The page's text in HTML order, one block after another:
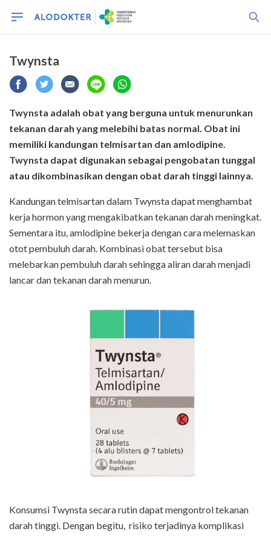
Twynsta
Twynsta adalah obat yang berguna untuk menurunkan
tekanan darah yang melebihi batas normal. Obat ini
memiliki kandungan telmisartan dan amlodipine.
Twynsta dapat digunakan sebagai pengobatan tunggal
atau dikombinasikan dengan obat darah tinggi lainnya.
Kandungan telmisartan dalam Twynsta dapat menghambat
kerja hormon yang mengakibatkan tekanan darah meningkat.
Sementara itu, amlodipine bekerja dengan cara melemaskan
otot pembuluh darah. Kombinasi obat tersebut bisa
melebarkan pembuluh darah sehingga aliran darah menjadi
lancar dan tekanan darah menurun.
Konsumsi Twynsta secara rutin dapat mengontrol tekanan
darah tinggi. Dengan begitu, risiko terjadinya komplikasi